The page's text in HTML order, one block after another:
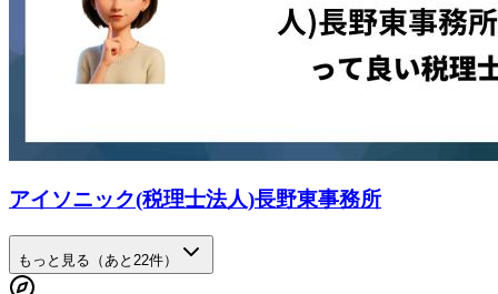
アイソニック(税理士法人)長野東事務所
もっと見る（あと 22件）